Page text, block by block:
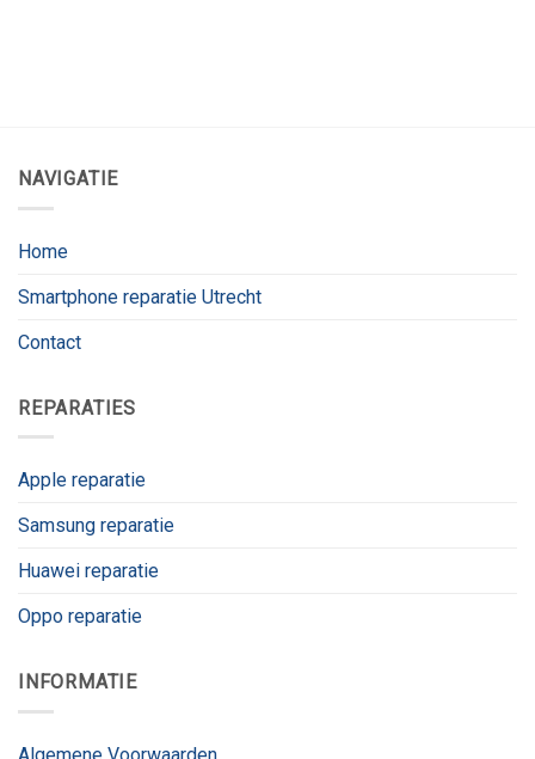
NAVIGATIE
Home
Smartphone reparatie Utrecht
Contact
REPARATIES
Apple reparatie
Samsung reparatie
Huawei reparatie
Oppo reparatie
INFORMATIE